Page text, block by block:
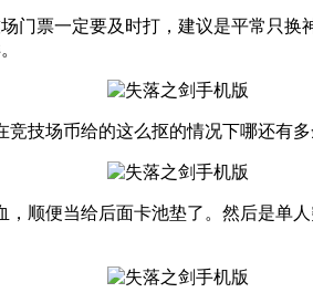
门票一定要及时打，建议是平常只
技场币给的这么抠的情况下哪还有多
顺便当给后面卡池垫了。然后是